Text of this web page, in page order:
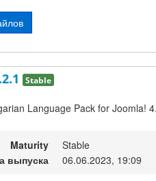
Stable
Language Pack for Joomla!
Maturity
Stable
выпуска
06.06.2023, 19:09